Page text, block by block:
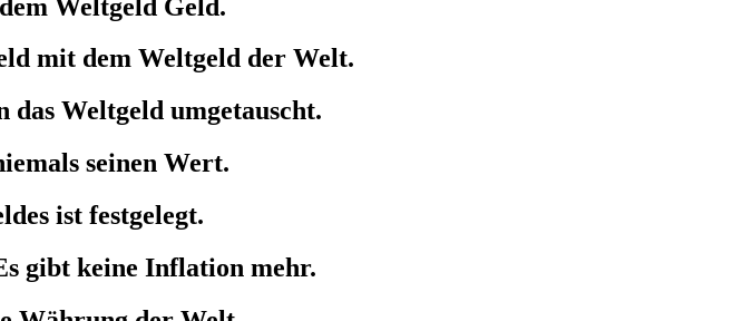
Weltgeld Geld.
mit dem Weltgeld der Welt.
Weltgeld umgetauscht.
seinen Wert.
ist festgelegt.
gibt keine Inflation mehr.